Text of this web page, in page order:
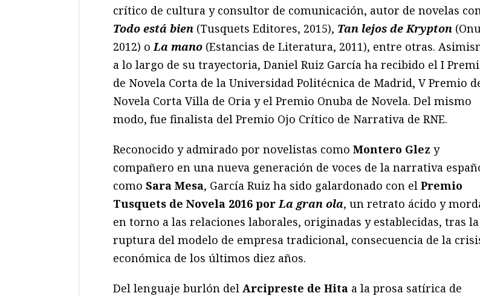
crítico de cultura y consultor de comunicación, autor de novelas
Todo está bien (Tusquets Editores, 2015), Tan lejos de Krypton
2012) o La mano (Estancias de Literatura, 2011), entre otras.
a lo largo de su trayectoria, Daniel Ruiz García ha recibido el I
de Novela Corta de la Universidad Politécnica de Madrid, V Premio
Novela Corta Villa de Oria y el Premio Onuba de Novela. Del mismo
modo, fue finalista del Premio Ojo Crítico de Narrativa de RNE.
Reconocido y admirado por novelistas como Montero Glez y
compañero en una nueva generación de voces de la narrativa
como Sara Mesa, García Ruiz ha sido galardonado con el Premio
Tusquets de Novela 2016 por La gran ola, un retrato ácido y
en torno a las relaciones laborales, originadas y establecidas, tras la
ruptura del modelo de empresa tradicional, consecuencia de la
económica de los últimos diez años.
Del lenguaje burlón del Arcipreste de Hita a la prosa satírica de